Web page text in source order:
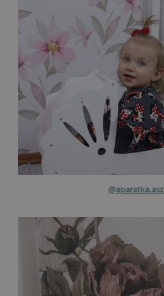
@aparatka.asz